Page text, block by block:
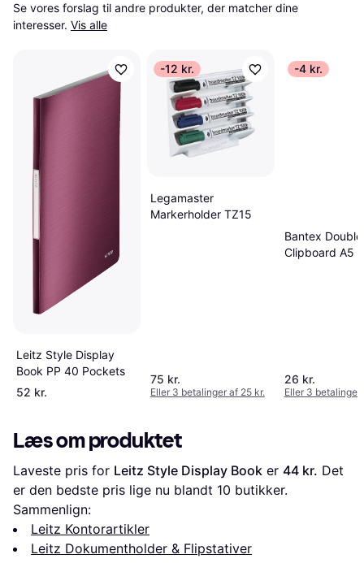
Se vores forslag til andre produkter, der matcher dine
interesser. Vis alle
Leitz Style Display
Book PP 40 Pockets
52 kr.
-12 kr.
Legamaster
Markerholder TZ15
75 kr.
Eller 3 betalinger af 25 kr.
-4 kr.
Bantex Double
Clipboard A5
26 kr.
Eller 3 betalinger
Læs om produktet
Laveste pris for Leitz Style Display Book er 44 kr. Det
er den bedste pris lige nu blandt 10 butikker.
Sammenlign:
Leitz Kontorartikler
Leitz Dokumentholder & Flipstativer